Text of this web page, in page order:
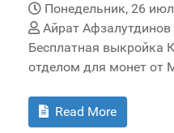
Понедельник, 26
Айрат Афзалутдинов
Бесплатная выкройка
отделом для монет от
Read More